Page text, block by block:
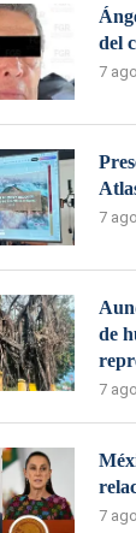
del
7
7
de
7
7